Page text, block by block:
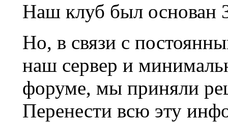
Наш клуб был основан
Но, в связи с
наш сервер и
форуме, мы приняли
Перенести всю эту